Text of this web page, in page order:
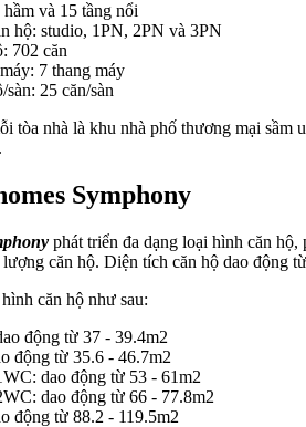
và 15 tầng nổi
hộ: studio, 1PN, 2PN và 3PN
702 căn
7 thang máy
25 căn/sàn
tòa nhà là khu nhà phố thương mại sầm
Symphony
phát triển đa dạng loại hình căn
căn hộ. Diện tích căn hộ dao động
căn hộ như sau:
động từ 37 - 39.4m2
động từ 35.6 - 46.7m2
dao động từ 53 - 61m2
dao động từ 66 - 77.8m2
động từ 88.2 - 119.5m2